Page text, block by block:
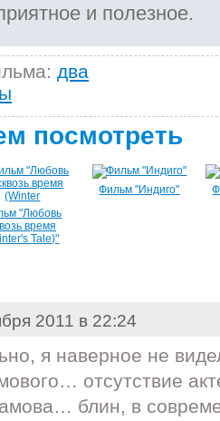
и полезное.
два
посмотреть
"Любовь
время
Tale)"
Фильм "Индиго"
2011 в 22:24
я наверное не
отсутствие
блин, в